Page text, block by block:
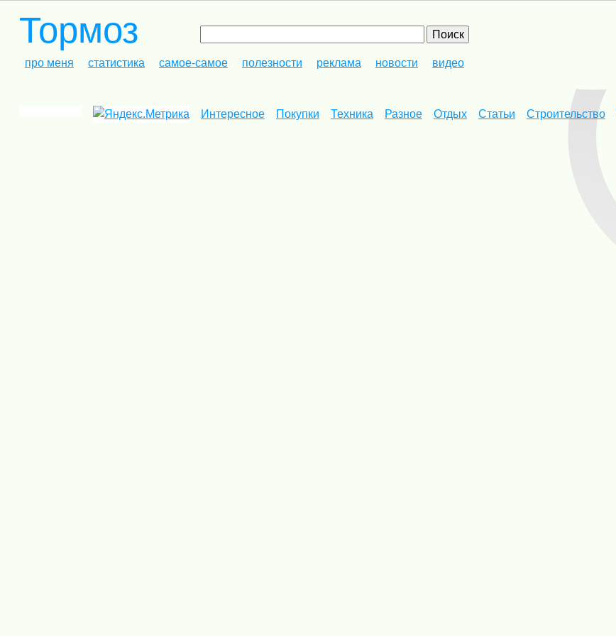
Тормоз
про меня статистика самое-самое полезности реклама новости видео
Интересное Покупки Техника Разное Отдых Статьи Строительство